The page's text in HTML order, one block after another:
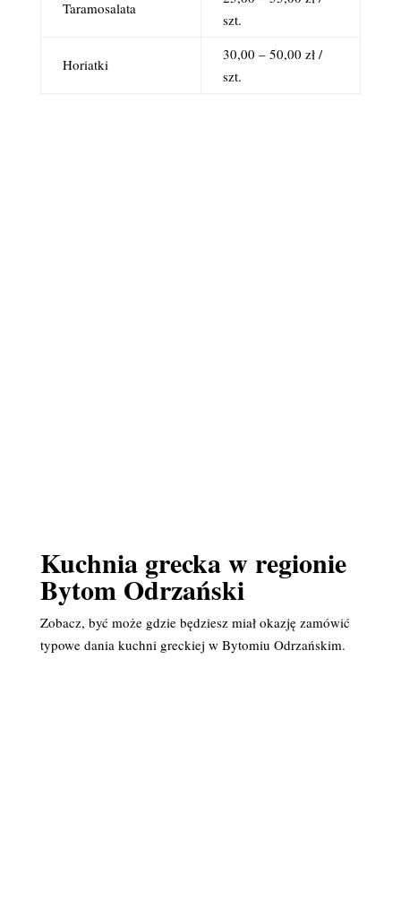
Taramosalata
szt.
Horiatki
30,00 – 50,00 zł /
szt.
Kuchnia grecka w regionie
Bytom Odrzański
Zobacz, być może gdzie będziesz miał okazję zamówić
typowe dania kuchni greckiej w Bytomiu Odrzańskim.